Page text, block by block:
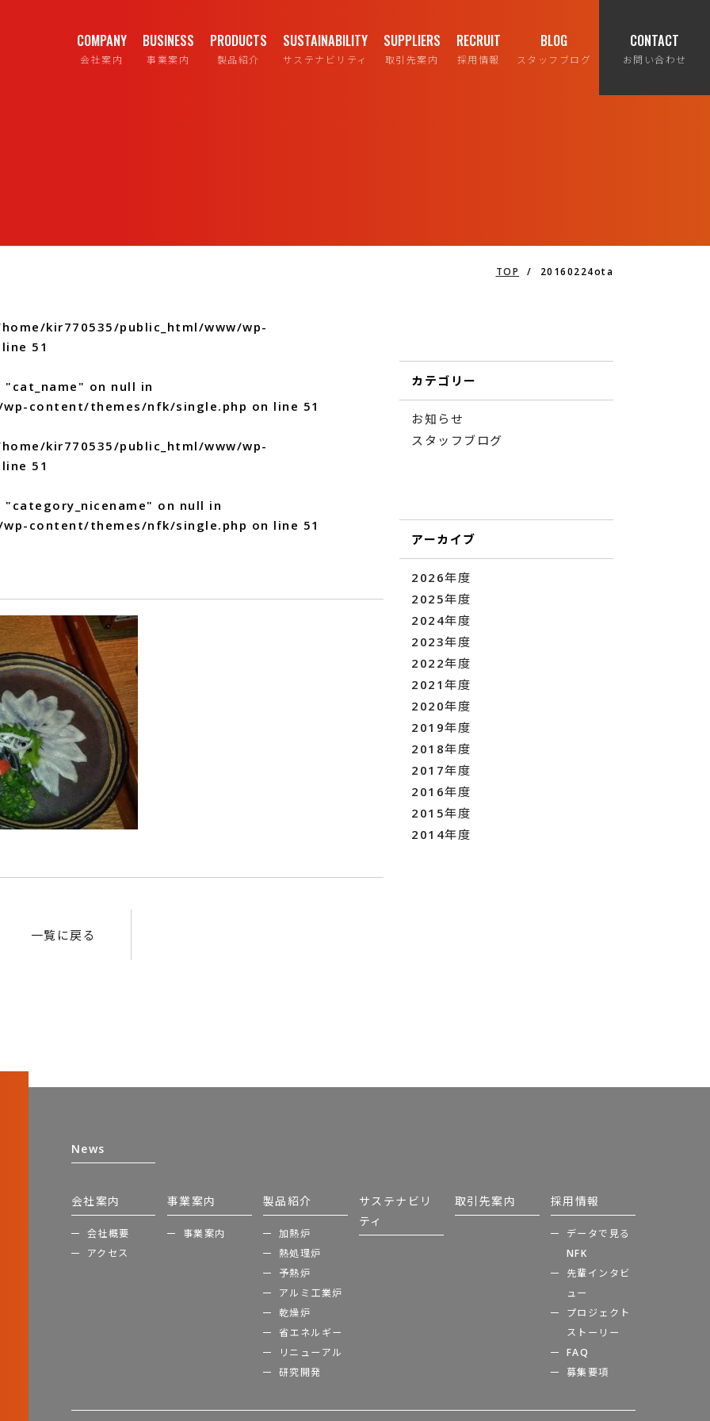
COMPANY
会社案内
BUSINESS
事業案内
PRODUCTS
製品紹介
SUSTAINABILITY
サステナビリティ
SUPPLIERS
取引先案内
RECRUIT
採用情報
BLOG
スタッフブログ
CONTACT
お問い合わせ
TOP / 20160224ota
kir770535/public_html/www/wp-
51
on null in
content/themes/nfk/single.php on line 51
kir770535/public_html/www/wp-
51
on null in
content/themes/nfk/single.php on line 51
一覧に戻る
カテゴリー
お知らせ
スタッフブログ
アーカイブ
2026年度
2025年度
2024年度
2023年度
2022年度
2021年度
2020年度
2019年度
2018年度
2017年度
2016年度
2015年度
2014年度
News
会社案内
会社概要
アクセス
事業案内
事業案内
製品紹介
加熱炉
熱処理炉
予熱炉
アルミ工業炉
乾燥炉
省エネルギー
リニューアル
研究開発
サステナビリ
ティ
取引先案内 採用情報
データで見る
NFK
先輩インタビ
ュー
プロジェクト
ストーリー
FAQ
募集要項